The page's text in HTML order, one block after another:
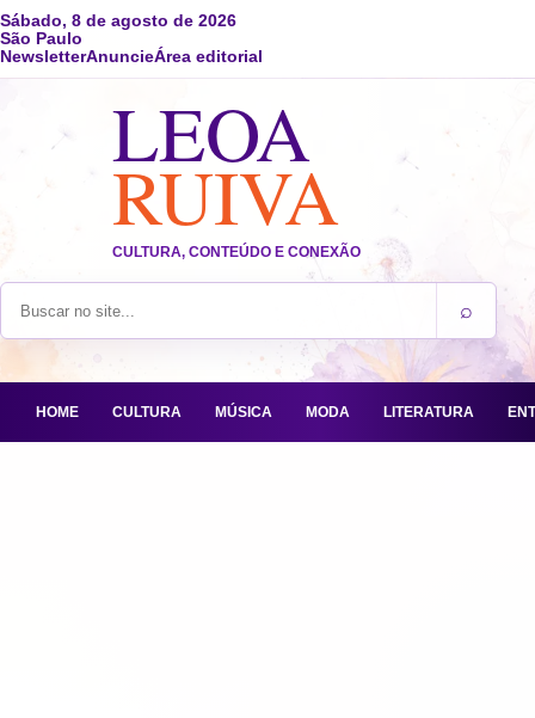
Sábado, 8 de agosto de 2026
São Paulo
NewsletterAnuncieÁrea editorial
LEOA
RUIVA
CULTURA, CONTEÚDO E CONEXÃO
Buscar no site ⌕
HOME CULTURA MÚSICA MODA LITERATURA